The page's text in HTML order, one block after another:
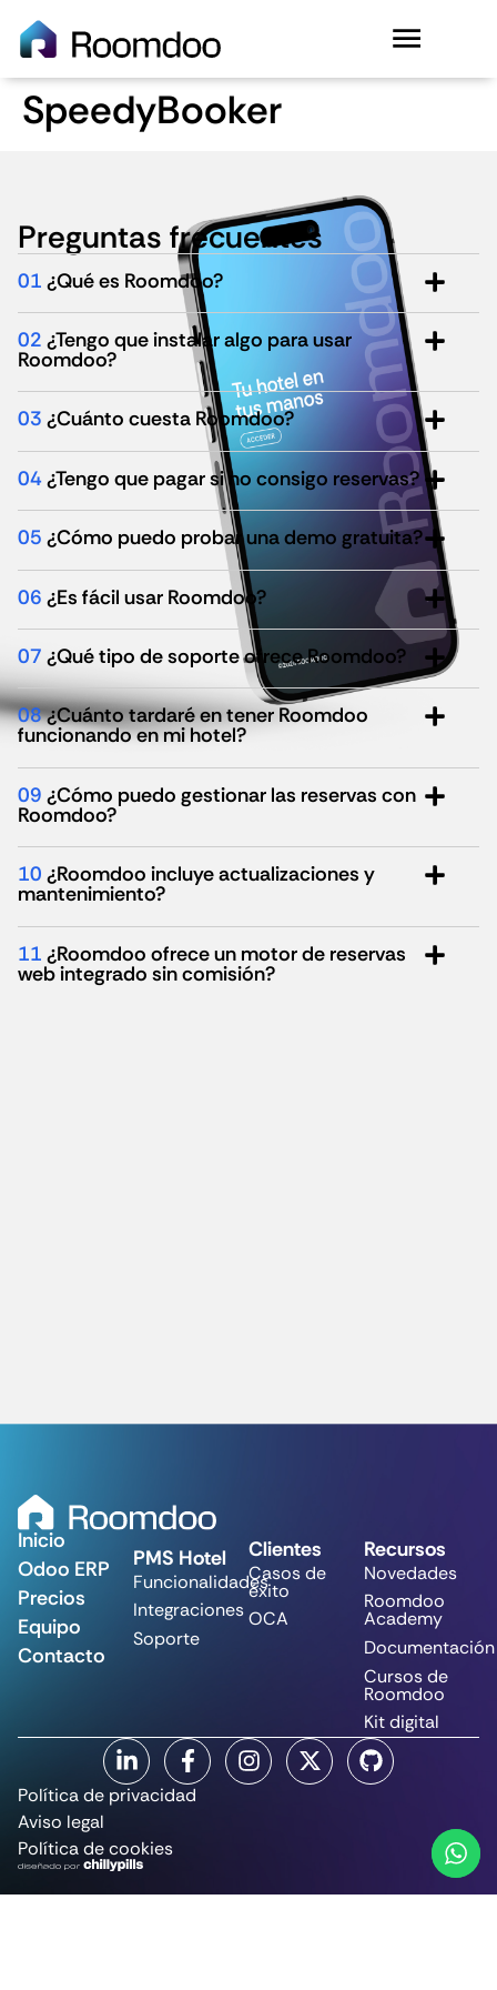
SpeedyBooker
Preguntas frecuentes
01 ¿Qué es Roomdoo?
02 ¿Tengo que instalar algo para usar
Roomdoo?
03 ¿Cuánto cuesta Roomdoo?
04¿Tengo que pagar si no consigo reservas?
05 ¿Cómo puedo probar una demo gratuita?
06 ¿Es fácil usar Roomdoo?
07 ¿Qué tipo de soporte ofrece Roomdoo?
08¿Cuánto tardaré en tener Roomdoo
funcionando en mi hotel?
09 ¿Cómo puedo gestionar las reservas con
Roomdoo?
10 ¿Roomdoo incluye actualizaciones y
mantenimiento?
11 ¿Roomdoo ofrece un motor de reservas
web integrado sin comisión?
Inicio
Odoo ERP
Precios
Equipo
Contacto
PMS Hotel
Funcionalidades
Integraciones
Soporte
Clientes
Casos de
éxito
OCA
Recursos
Novedades
Roomdoo
Academy
Documentación
Cursos de
Roomdoo
Kit digital
Política de privacidad
Aviso legal
Política de cookies